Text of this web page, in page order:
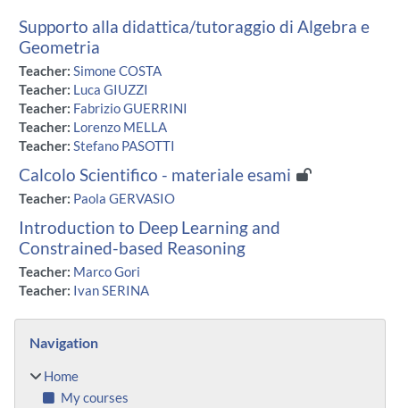
Supporto alla didattica/tutoraggio di Algebra e
Geometria
Teacher: Simone COSTA
Teacher: Luca GIUZZI
Teacher: Fabrizio GUERRINI
Teacher: Lorenzo MELLA
Teacher: Stefano PASOTTI
Calcolo Scientifico - materiale esami
Teacher: Paola GERVASIO
Introduction to Deep Learning and
Constrained-based Reasoning
Teacher: Marco Gori
Teacher: Ivan SERINA
Blocks
Navigation
Home
My courses